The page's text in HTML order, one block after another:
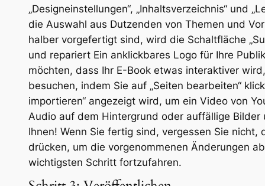
„Designeinstellungen“, „Inhaltsverzeichnis“ und
die Auswahl aus Dutzenden von Themen und
halber vorgefertigt sind, wird die Schaltfläche
und repariert Ein anklickbares Logo für Ihre
möchten, dass Ihr E-Book etwas interaktiver
besuchen, indem Sie auf „Seiten bearbeiten“
importieren“ angezeigt wird, um ein Video von
Audio auf dem Hintergrund oder auffällige
Ihnen! Wenn Sie fertig sind, vergessen Sie nicht,
drücken, um die vorgenommenen Änderungen
wichtigsten Schritt fortzufahren.